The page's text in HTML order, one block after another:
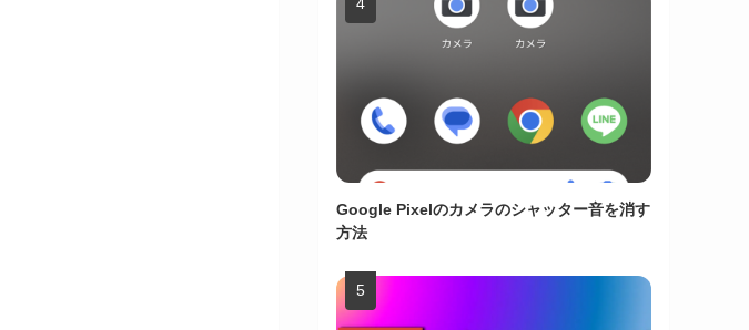
Google Pixelのカメラのシャッター音を消す
方法